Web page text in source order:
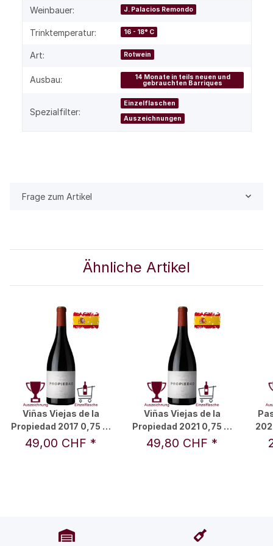
Weinbauer: J. Palacios Remondo
Trinktemperatur: 16 - 18° C
Art: Rotwein
Ausbau: 14 Monate in teils neuen und
gebrauchten Barriques
Spezialfilter:
Einzelflaschen
Auszeichnungen
Frage zum Artikel
Ähnliche Artikel
Viñas Viejas de la
Propiedad 2017 0,75 l -
J. Palacios Remondo
49,00 CHF *
Viñas Viejas de la
Propiedad 2021 0,75 l -
J. Palacios Remondo
49,80 CHF *